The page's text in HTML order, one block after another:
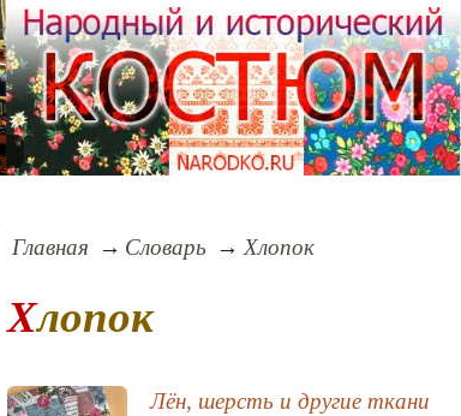
Главная Словарь Хлопок
Хлопок
Лён, шерсть и другие ткани